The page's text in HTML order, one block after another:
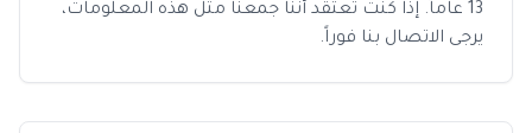
13 عاماً. إذا كنت تعتقد أننا جمعنا مثل هذه المعلومات،
يرجى الاتصال بنا فوراً.